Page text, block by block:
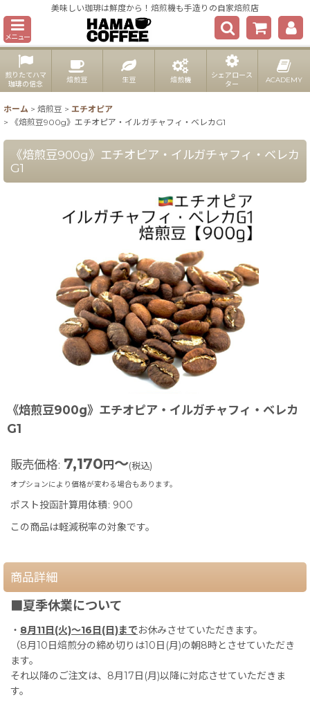
美味しい珈琲は鮮度から！焙煎機も手造りの自家焙煎店
メニュー
煎りたてハマ
珈琲の信念
焙煎豆 生豆 焙煎機
シェアロース
ター
ACADEMY
ホーム > 焙煎豆 > エチオピア
>
《焙煎豆900g》エチオピア・イルガチャフィ・ベレカG1
《焙煎豆900g》エチオピア・イルガチャフィ・ベレカ
G1
《焙煎豆900g》エチオピア・イルガチャフィ・ベレカ
G1
販売価格: 7,170 円 ～(税込)
オプションにより価格が変わる場合もあります。
ポスト投函計算用体積: 900
この商品は軽減税率の対象です。
商品詳細
■夏季休業について
・ 8月11日(火)〜16日(日)までお休みさせていただきます。
（8月10日焙煎分の締め切りは10日(月)の朝8時とさせていただき
ます。
それ以降のご注文は、8月17日(月)以降に対応させていただきま
す。